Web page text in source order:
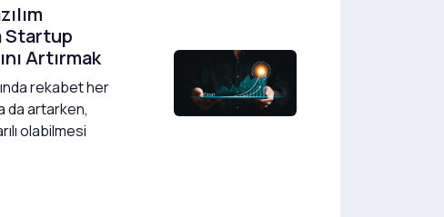
Startup
Artırmak
rekabet her
da artarken,
olabilmesi